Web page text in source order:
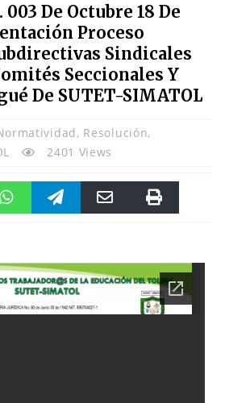
De Octubre 18 De
Proceso
Sindicales
Seccionales Y
De SUTET-SIMATOL
, Resolución,
2401 Views
pt m